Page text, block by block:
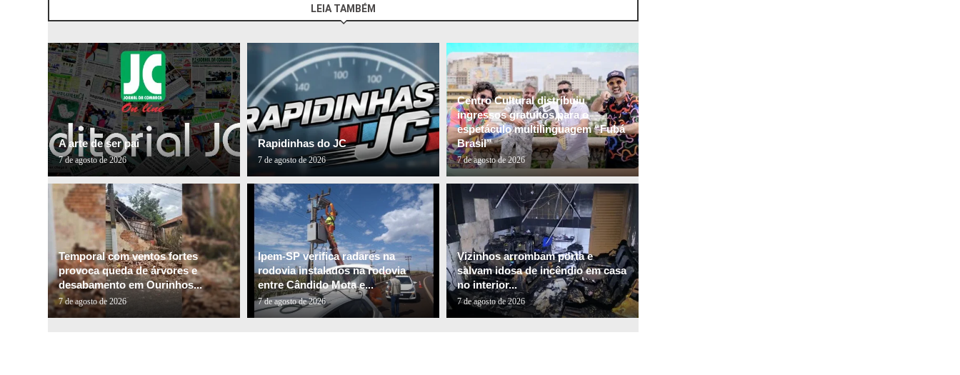
LEIA TAMBÉM
A arte de ser pai
7 de agosto de 2026
Rapidinhas do JC
7 de agosto de 2026
Centro Cultural distribuiu
ingressos gratuitos para o
espetáculo multilinguagem “Fubá
Brasil”
7 de agosto de 2026
Temporal com ventos fortes
provoca queda de árvores e
desabamento em Ourinhos...
7 de agosto de 2026
Ipem-SP verifica radares na
rodovia instalados na rodovia
entre Cândido Mota e...
7 de agosto de 2026
Vizinhos arrombam porta e
salvam idosa de incêndio em casa
no interior...
7 de agosto de 2026